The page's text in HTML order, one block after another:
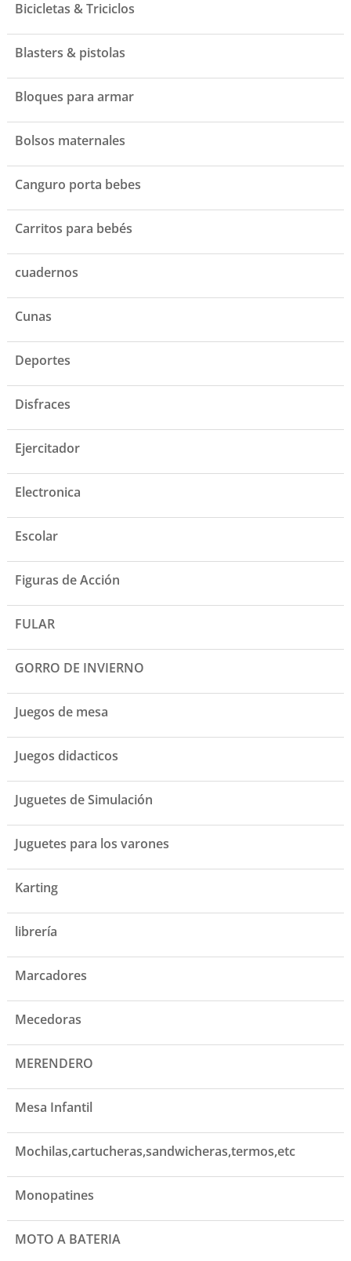
Bicicletas & Triciclos
Blasters & pistolas
Bloques para armar
Bolsos maternales
Canguro porta bebes
Carritos para bebés
cuadernos
Cunas
Deportes
Disfraces
Ejercitador
Electronica
Escolar
Figuras de Acción
FULAR
GORRO DE INVIERNO
Juegos de mesa
Juegos didacticos
Juguetes de Simulación
Juguetes para los varones
Karting
librería
Marcadores
Mecedoras
MERENDERO
Mesa Infantil
Mochilas,cartucheras,sandwicheras,termos,etc
Monopatines
MOTO A BATERIA